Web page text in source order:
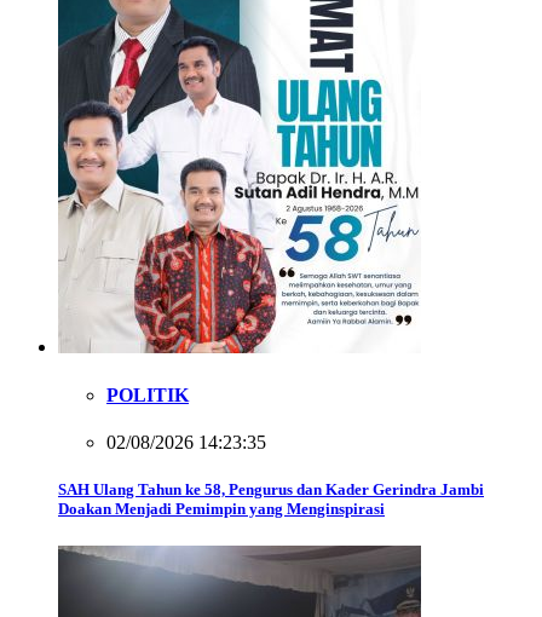
POLITIK
02/08/2026 14:23:35
SAH Ulang Tahun ke 58, Pengurus dan Kader Gerindra Jambi
Doakan Menjadi Pemimpin yang Menginspirasi